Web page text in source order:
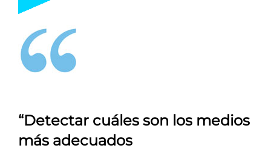
“Detectar cuáles son los medios
más adecuados